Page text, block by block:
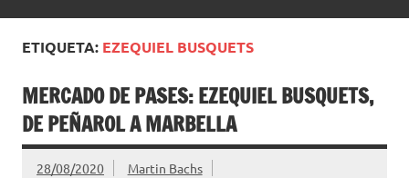
ETIQUETA: EZEQUIEL BUSQUETS
MERCADO DE PASES: EZEQUIEL BUSQUETS,
DE PEÑAROL A MARBELLA
28/08/2020 Martin Bachs